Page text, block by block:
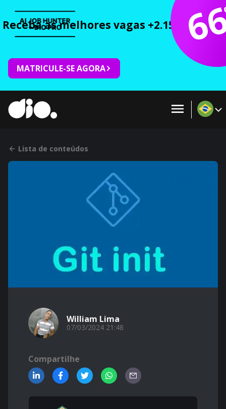
Receba as melhores vagas +2.150 cursos
MATRICULE-SE AGORA
Lista de conteúdos
William Lima
07/03/2024 21:48
Compartilhe